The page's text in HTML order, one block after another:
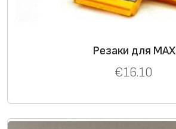
Резаки для MAX
€16.10